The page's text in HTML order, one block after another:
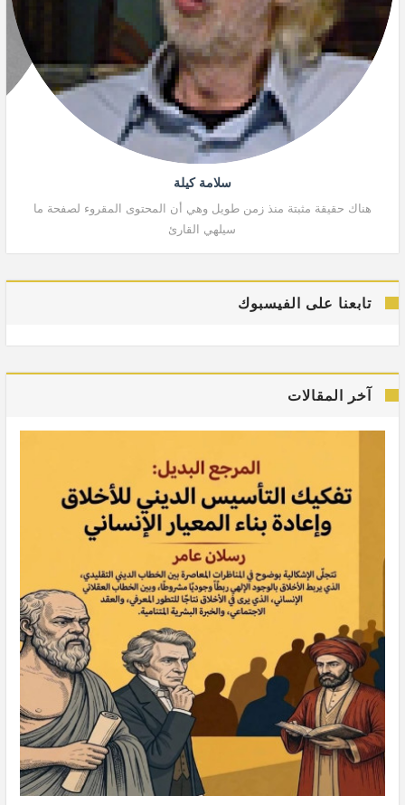
سلامة كيلة
هناك حقيقة مثبتة منذ زمن طويل وهي أن المحتوى المقروء لصفحة ما
سيلهي القارئ
تابعنا على الفيسبوك
آخر المقالات